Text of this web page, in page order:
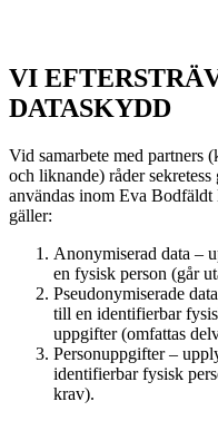
VI
DATASKYDD
Vid samarbete med partners
och liknande) råder
användas inom Eva
gäller:
Anonymiserad data –
en fysisk person (går
Pseudonymiserade
till en identifierbar
uppgifter (omfattas
Personuppgifter –
identifierbar fysisk
krav).